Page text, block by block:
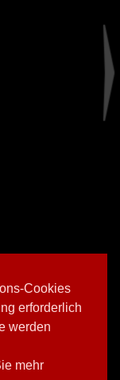
Cookies
erforderlich
werden
mehr